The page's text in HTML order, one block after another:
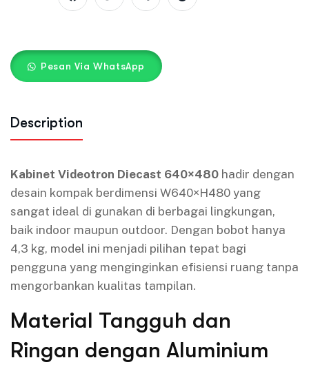
Pesan Via WhatsApp
Description
Kabinet Videotron Diecast 640×480 hadir dengan
desain kompak berdimensi W640×H480 yang
sangat ideal di gunakan di berbagai lingkungan,
baik indoor maupun outdoor. Dengan bobot hanya
4,3 kg, model ini menjadi pilihan tepat bagi
pengguna yang menginginkan efisiensi ruang tanpa
mengorbankan kualitas tampilan.
Material Tangguh dan
Ringan dengan Aluminium